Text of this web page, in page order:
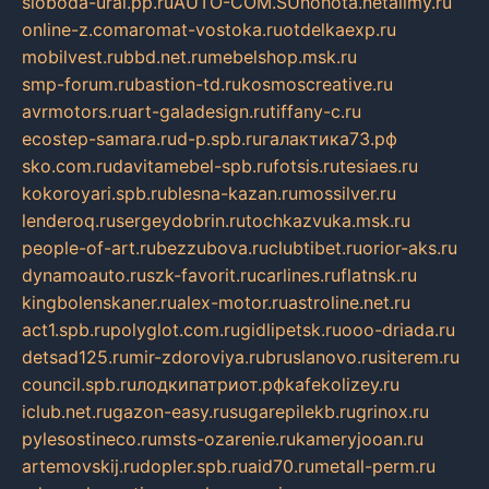
online-z.comaromat-vostoka.ruotdelkaexp.ru
mobilvest.rubbd.net.rumebelshop.msk.ru
smp-forum.rubastion-td.rukosmoscreative.ru
avrmotors.ruart-galadesign.rutiffany-c.ru
ecostep-samara.rud-p.spb.ruгалактика73.рф
sko.com.rudavitamebel-spb.rufotsis.rutesiaes.ru
kokoroyari.spb.rublesna-kazan.rumossilver.ru
lenderoq.rusergeydobrin.rutochkazvuka.msk.ru
people-of-art.rubezzubova.ruclubtibet.ruorior-aks.ru
dynamoauto.ruszk-favorit.rucarlines.ruflatnsk.ru
kingbolenskaner.rualex-motor.ruastroline.net.ru
act1.spb.rupolyglot.com.rugidlipetsk.ruooo-driada.ru
detsad125.rumir-zdoroviya.rubruslanovo.rusiterem.ru
council.spb.ruлодкипатриот.рфkafekolizey.ru
iclub.net.rugazon-easy.rusugarepilekb.rugrinox.ru
pylesostineco.rumsts-ozarenie.rukameryjooan.ru
artemovskij.rudopler.spb.ruaid70.rumetall-perm.ru